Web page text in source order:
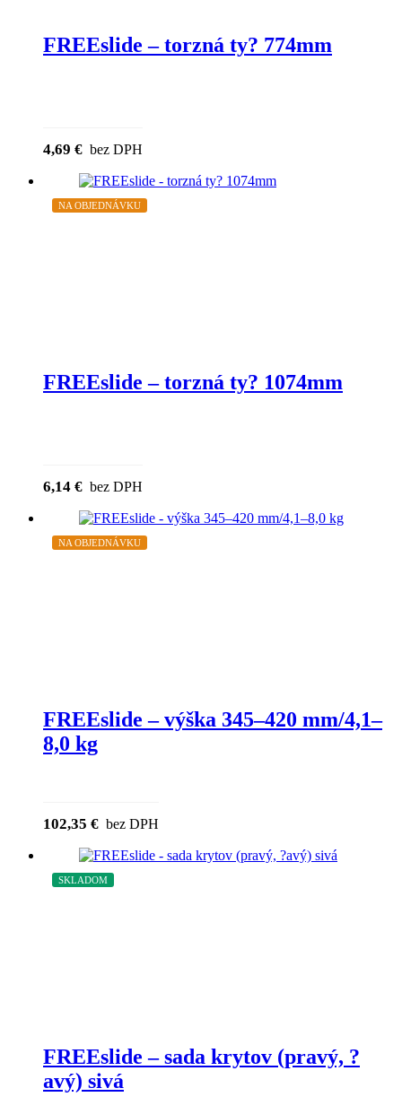
FREEslide – torzná ty? 774mm
4,69 € bez DPH
NA OBJEDNÁVKU
FREEslide – torzná ty? 1074mm
6,14 € bez DPH
NA OBJEDNÁVKU
FREEslide – výška 345–420 mm/4,1–
8,0 kg
102,35 € bez DPH
SKLADOM
FREEslide – sada krytov (pravý, ?
avý) sivá